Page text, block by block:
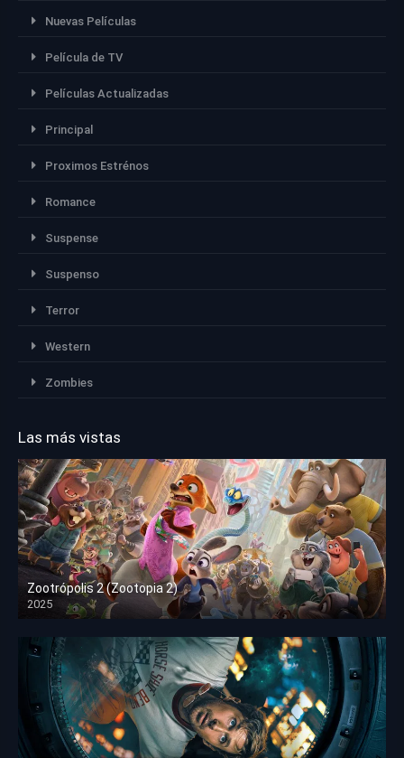
Nuevas Películas
Película de TV
Películas Actualizadas
Principal
Proximos Estrénos
Romance
Suspense
Suspenso
Terror
Western
Zombies
Las más vistas
Zootrópolis 2 (Zootopia 2)
2025
HD 1080p